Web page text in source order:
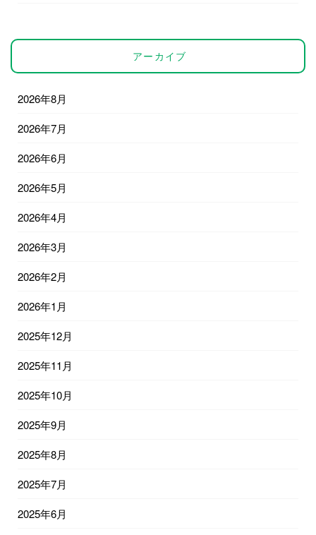
アーカイブ
2026年8月
2026年7月
2026年6月
2026年5月
2026年4月
2026年3月
2026年2月
2026年1月
2025年12月
2025年11月
2025年10月
2025年9月
2025年8月
2025年7月
2025年6月